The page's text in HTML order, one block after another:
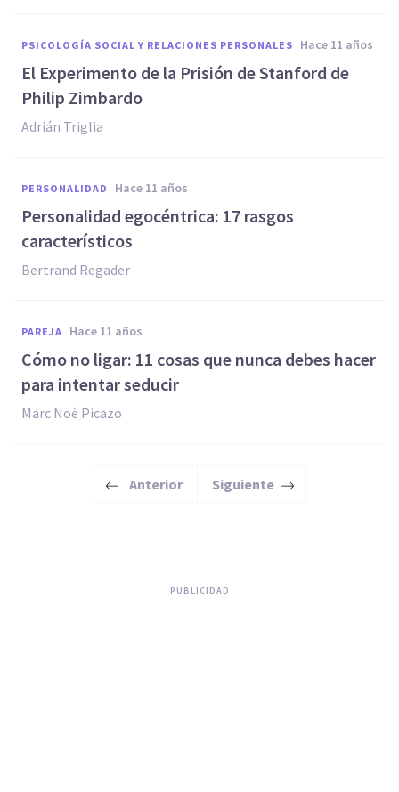
PSICOLOGÍA SOCIAL Y RELACIONES PERSONALES hace 11 años
El Experimento de la Prisión de Stanford de
Philip Zimbardo
Adrián Triglia
PERSONALIDAD hace 11 años
Personalidad egocéntrica: 17 rasgos
característicos
Bertrand Regader
PAREJA hace 11 años
Cómo no ligar: 11 cosas que nunca debes hacer
para intentar seducir
Marc Noè Picazo
Anterior Siguiente
PUBLICIDAD